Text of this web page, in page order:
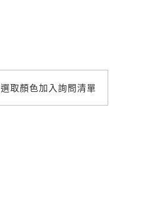
選取顏色加入詢問清單